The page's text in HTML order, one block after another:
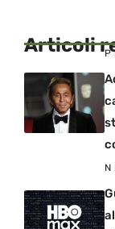
Articoli